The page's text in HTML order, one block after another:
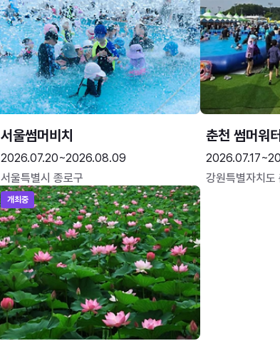
서울썸머비치
2026.07.20~2026.08.09
서울특별시 종로구
춘천 썸머워
강원특별자치도
개최중